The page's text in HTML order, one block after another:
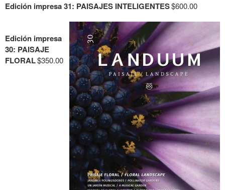
Edición impresa 31: PAISAJES INTELIGENTES$600.00
Edición impresa
30: PAISAJE
FLORAL$350.00